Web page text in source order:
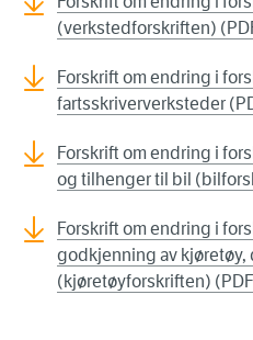
(verkstedforskriften)
Forskrift om endring i
fartsskriververksteder
Forskrift om endring i
og tilhenger til bil
Forskrift om endring i
godkjenning av kjøretøy,
(kjøretøyforskriften)